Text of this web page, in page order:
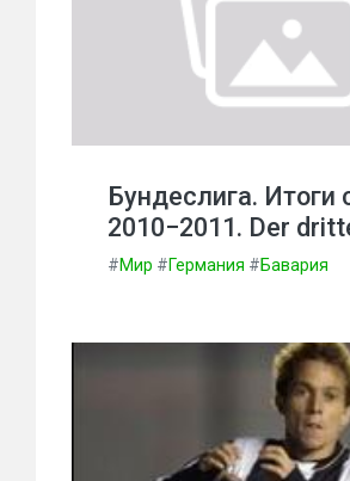
Бундеслига. Итоги
2010−2011. Der
#Мир #Германия #Бавария